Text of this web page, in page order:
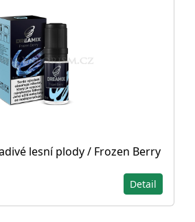
lesní plody / Frozen Berry
Detail